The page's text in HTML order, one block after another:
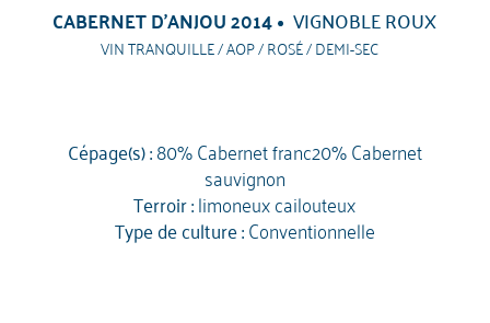
CABERNET D'ANJOU 2014 VIGNOBLE ROUX
VIN TRANQUILLE / AOP / ROSÉ / DEMI-SEC
Cépage(s) :80% Cabernet franc20% Cabernet
sauvignon
Terroir :limoneux cailouteux
Type de culture :Conventionnelle